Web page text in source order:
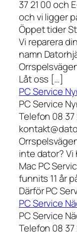
37 21 00 och
och vi ligger
Öppet tider
Vi reparera
namn
Låt oss […]
PC Service
PC Service
Telefon 08
inte dator? Vi
Mac PC
funnits 11 år
Därför PC
PC Service
PC Service
Telefon 08